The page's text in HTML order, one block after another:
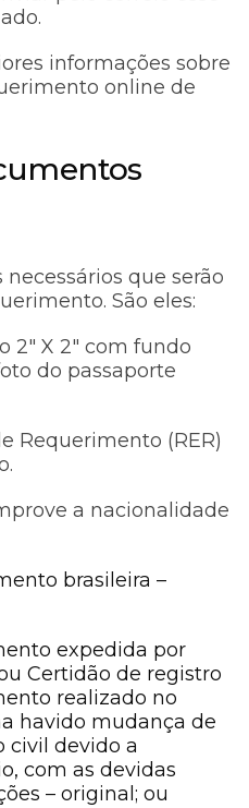
informações sobre
online de
que serão
São eles:
2″ X 2″ com fundo
do passaporte
Requerimento (RER)
a nacionalidade
brasileira –
expedida por
Certidão de registro
realizado no
havido mudança de
civil devido a
com as devidas
– original; ou